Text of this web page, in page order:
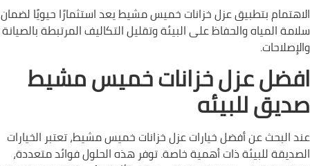
الاهتمام بتطبيق عزل خزانات خميس مشيط يعد استثمارًا حيويًا لضمان
سلامة المياه والحفاظ على البيئة وتقليل التكاليف المرتبطة بالصيانة
والإصلاحات.
افضل عزل خزانات خميس مشيط
صديق للبيئه
عند البحث عن أفضل خيارات عزل خزانات خميس مشيط، تعتبر الخيارات
الصديقة للبيئة ذات أهمية خاصة. توفر هذه الحلول فوائد متعددة،